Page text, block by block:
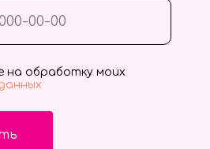
на обработку моих